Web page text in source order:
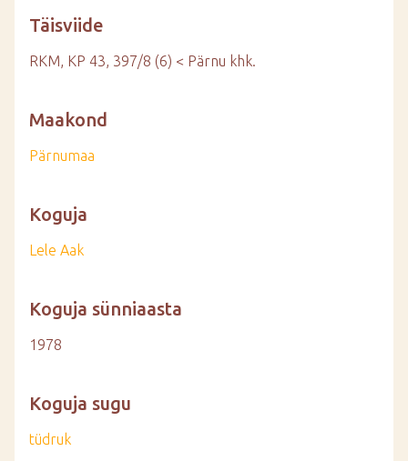
Täisviide
RKM, KP 43, 397/8 (6) < Pärnu khk.
Maakond
Pärnumaa
Koguja
Lele Aak
Koguja sünniaasta
1978
Koguja sugu
tüdruk